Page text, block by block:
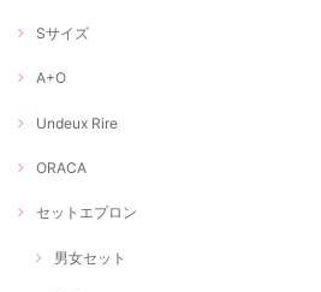
Sサイズ
A+O
Undeux Rire
ORACA
セットエプロン
男女セット